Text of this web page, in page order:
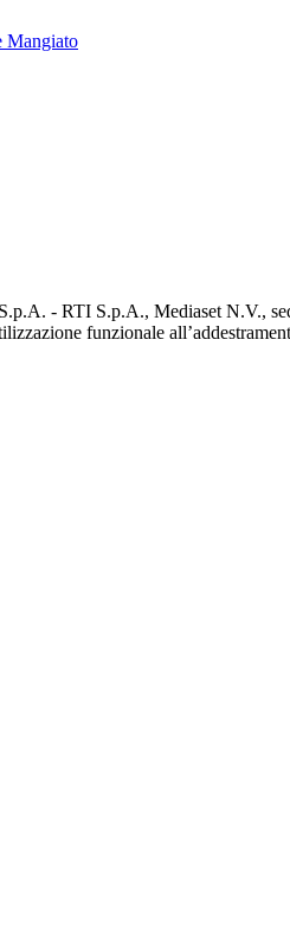
Mangiato
- RTI S.p.A., Mediaset N.V.,
funzionale